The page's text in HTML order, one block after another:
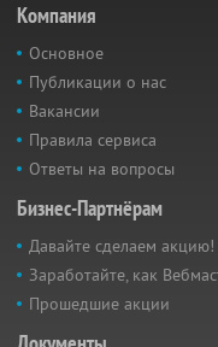
Компания
Основное
Публикации о нас
Вакансии
Правила сервиса
Ответы на вопросы
Бизнес-Партнёрам
Давайте сделаем акцию!
Заработайте, как
Прошедшие акции